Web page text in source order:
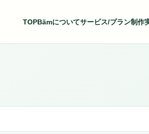
TOPBämについてサービス/プラン制作